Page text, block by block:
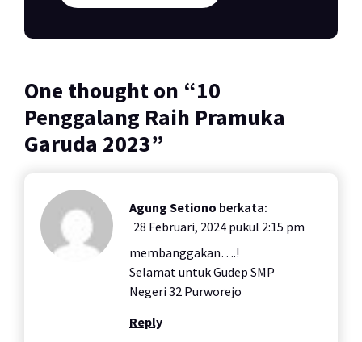
One thought on “10
Penggalang Raih Pramuka
Garuda 2023”
Agung Setiono berkata:
28 Februari, 2024 pukul 2:15 pm
membanggakan….!
Selamat untuk Gudep SMP
Negeri 32 Purworejo
Reply